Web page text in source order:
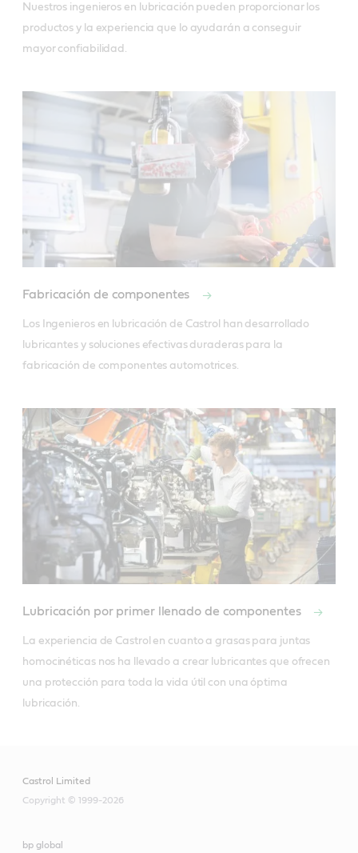
Nuestros ingenieros en lubricación pueden proporcionar los
productos y la experiencia que lo ayudarán a conseguir
mayor confiabilidad.
Fabricación de componentes
Los Ingenieros en lubricación de Castrol han desarrollado
lubricantes y soluciones efectivas duraderas para la
Lubricación por primer llenado de componentes
La experiencia de Castrol en cuanto a grasas para juntas
homocinéticas nos ha llevado a crear lubricantes que ofrecen
una protección para toda la vida útil con una óptima
Castrol Limited
Copyright © 1999-2026
bp global